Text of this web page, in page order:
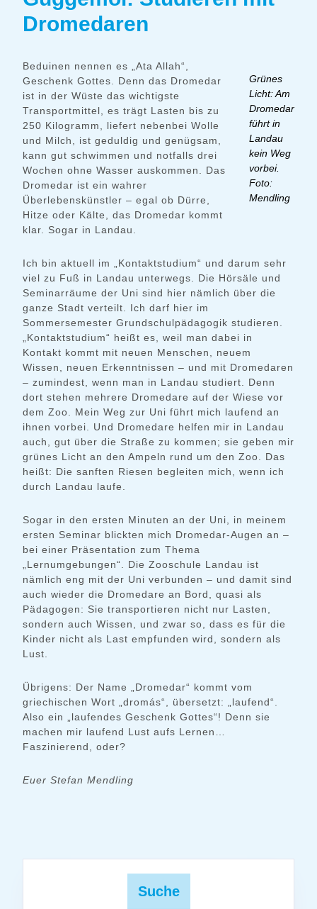
Dromedaren
Grünes
Licht: Am
Dromedar
führt in
Landau
kein Weg
vorbei.
Foto:
Mendling
Beduinen nennen es „Ata Allah“,
Geschenk Gottes. Denn das Dromedar
ist in der Wüste das wichtigste
Transportmittel, es trägt Lasten bis zu
250 Kilogramm, liefert nebenbei Wolle
und Milch, ist geduldig und genügsam,
kann gut schwimmen und notfalls drei
Wochen ohne Wasser auskommen. Das
Dromedar ist ein wahrer
Überlebenskünstler – egal ob Dürre,
Hitze oder Kälte, das Dromedar kommt
klar. Sogar in Landau.
Ich bin aktuell im „Kontaktstudium“ und darum sehr
viel zu Fuß in Landau unterwegs. Die Hörsäle und
Seminarräume der Uni sind hier nämlich über die
ganze Stadt verteilt. Ich darf hier im
Sommersemester Grundschulpädagogik studieren.
„Kontaktstudium“ heißt es, weil man dabei in
Kontakt kommt mit neuen Menschen, neuem
Wissen, neuen Erkenntnissen – und mit Dromedaren
– zumindest, wenn man in Landau studiert. Denn
dort stehen mehrere Dromedare auf der Wiese vor
dem Zoo. Mein Weg zur Uni führt mich laufend an
ihnen vorbei. Und Dromedare helfen mir in Landau
auch, gut über die Straße zu kommen; sie geben mir
grünes Licht an den Ampeln rund um den Zoo. Das
heißt: Die sanften Riesen begleiten mich, wenn ich
durch Landau laufe.
Sogar in den ersten Minuten an der Uni, in meinem
ersten Seminar blickten mich Dromedar-Augen an –
bei einer Präsentation zum Thema
„Lernumgebungen“. Die Zooschule Landau ist
nämlich eng mit der Uni verbunden – und damit sind
auch wieder die Dromedare an Bord, quasi als
Pädagogen: Sie transportieren nicht nur Lasten,
sondern auch Wissen, und zwar so, dass es für die
Kinder nicht als Last empfunden wird, sondern als
Lust.
Übrigens: Der Name „Dromedar“ kommt vom
griechischen Wort „dromás“, übersetzt: „laufend“.
Also ein „laufendes Geschenk Gottes“! Denn sie
machen mir laufend Lust aufs Lernen…
Faszinierend, oder?
Euer Stefan Mendling
Suche